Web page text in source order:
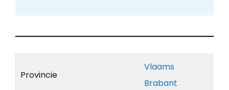
Provincie
Vlaams
Brabant